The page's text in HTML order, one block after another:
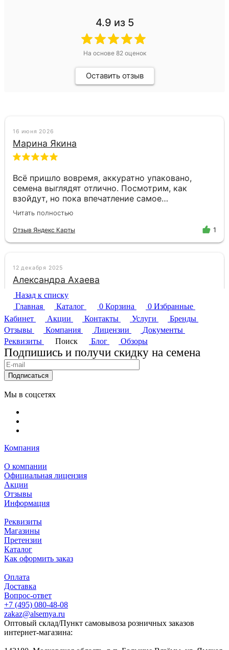
Назад к списку
Главная
Каталог 0 Корзина 0 Избранные
Кабинет
Акции Контакты Услуги
Бренды
Отзывы
Компания Лицензии
Документы
Реквизиты
Поиск Блог Обзоры
Подпишись и получи скидку на семена
Подписаться
Мы в соцсетях
Компания
О компании
Официальная лицензия
Акции
Отзывы
Информация
Реквизиты
Магазины
Претензии
Каталог
Как оформить заказ
Оплата
Доставка
Вопрос-ответ
+7 (495) 080-48-08
zakaz@alsemya.ru
Оптовый склад/Пункт самовывоза розничных заказов
интернет-магазина: